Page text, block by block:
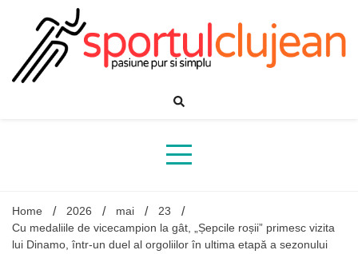
Home 2026 mai
23
Cu medaliile de vicecampion la gât, „Șepcile roșii” primesc vizita
lui Dinamo, într-un duel al orgoliilor în ultima etapă a sezonului